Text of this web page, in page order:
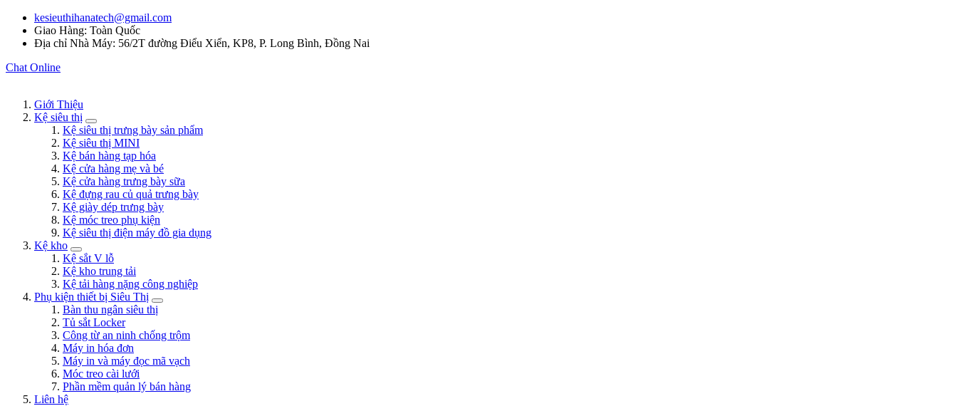
kesieuthihanatech@gmail.com
Giao Hàng: Toàn Quốc
Địa chỉ Nhà Máy: 56/2T đường Điểu Xiển, KP8, P. Long Bình, Đồng Nai
Chat Online
Giới Thiệu
Kệ siêu thị
Kệ siêu thị trưng bày sản phẩm
Kệ siêu thị MINI
Kệ bán hàng tạp hóa
Kệ cửa hàng mẹ và bé
Kệ cửa hàng trưng bày sữa
Kệ đựng rau củ quả trưng bày
Kệ giày dép trưng bày
Kệ móc treo phụ kiện
Kệ siêu thị điện máy đồ gia dụng
Kệ kho
Kệ sắt V lỗ
Kệ kho trung tải
Kệ tải hàng nặng công nghiệp
Phụ kiện thiết bị Siêu Thị
Bàn thu ngân siêu thị
Tủ sắt Locker
Công từ an ninh chống trộm
Máy in hóa đơn
Máy in và máy đọc mã vạch
Móc treo cài lưới
Phần mềm quản lý bán hàng
Liên hệ